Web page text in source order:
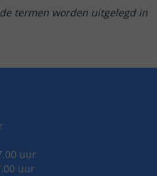
termen worden uitgelegd in
uur
uur